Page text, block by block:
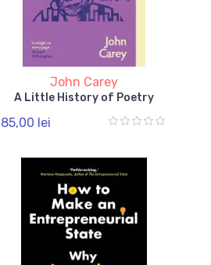
John Carey
A Little History of Poetry
85,00 lei